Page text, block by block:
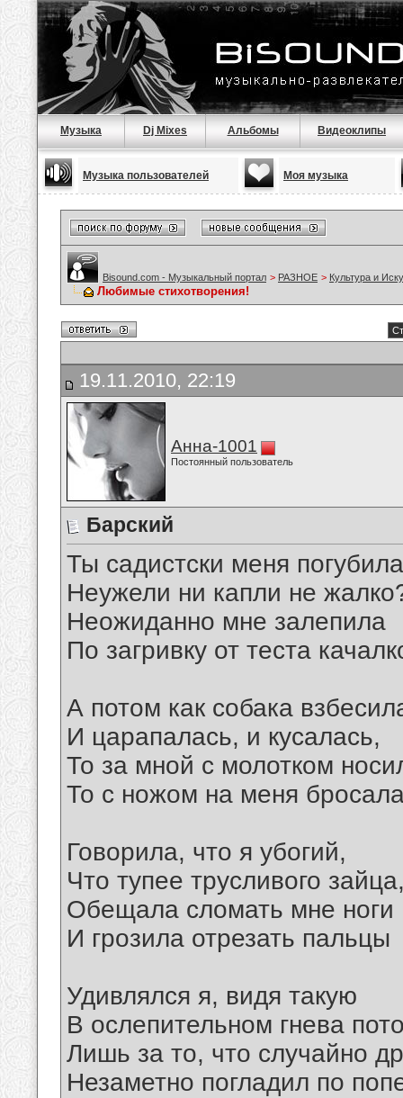
Музыка Dj Mixes Альбомы Видеоклипы
Музыка пользователей Моя музыка
Bisound.com - Музыкальный портал > РАЗНОЕ > Культура и
Любимые стихотворения!
19.11.2010, 22:19
Анна-1001
Постоянный пользователь
Барский
Ты садистски меня
Неужели ни капли не
Неожиданно мне залепила
По загривку от теста
А потом как собака
И царапалась, и кусалась,
То за мной с молотком
То с ножом на меня
Говорила, что я убогий,
Что тупее трусливого
Обещала сломать мне ноги
И грозила отрезать пальцы
Удивлялся я, видя такую
В ослепительном гнева
Лишь за то, что случайно
Незаметно погладил по